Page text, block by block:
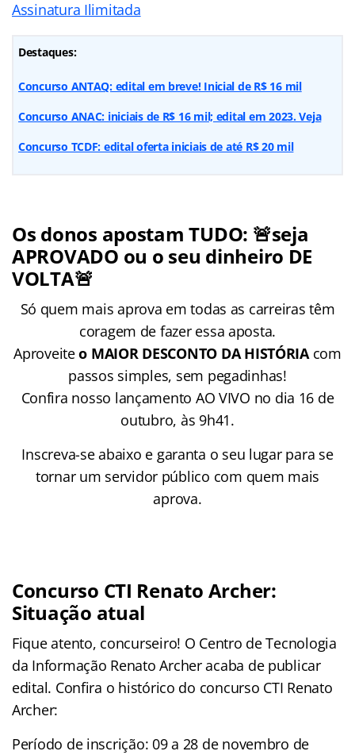
Assinatura Ilimitada
Destaques:
Concurso ANTAQ: edital em breve! Inicial de R$ 16 mil
Concurso ANAC: iniciais de R$ 16 mil; edital em 2023. Veja
Concurso TCDF: edital oferta iniciais de até R$ 20 mil
Os donos apostam TUDO: 🚨seja
APROVADO ou o seu dinheiro DE
VOLTA🚨
Só quem mais aprova em todas as carreiras têm
coragem de fazer essa aposta.
Aproveiteo MAIOR DESCONTO DA HISTÓRIAcom
passos simples, sem pegadinhas!
Confira nosso lançamento AO VIVO no dia 16 de
outubro, às 9h41.
Inscreva-se abaixo e garanta o seu lugar para se
tornar um servidor público com quem mais
aprova.
Concurso CTI Renato Archer:
Situação atual
Fique atento, concurseiro! O Centro de Tecnologia
da Informação Renato Archer acaba de publicar
edital. Confira o histórico do concurso CTI Renato
Archer:
Período de inscrição: 09 a 28 de novembro de